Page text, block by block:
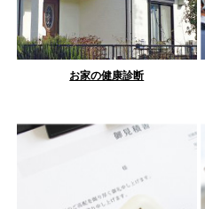
お家の健康診断